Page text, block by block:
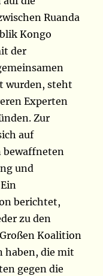
Ruanda
Kongo
der
wurden, steht
Experten
Zur
auf
bewaffneten
und
berichtet,
zu den
Koalition
haben, die mit
gegen die